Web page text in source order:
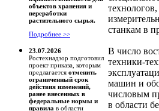
объектов хранения и
переработки
растительного сырья.
Подробнее >>
23.07.2026
Ростехнадзор подготовил
проект приказа, которым
предлагается отменить
ограниченный срок
действия изменений,
ранее внесенных в
федеральные нормы и
правила в области
станкам в
В число
техники-
машин и
числовым
в области